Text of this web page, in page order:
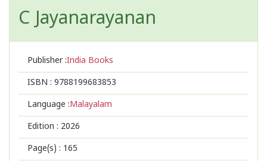
C Jayanarayanan
Publisher :India Books
ISBN : 9788199683853
Language :Malayalam
Edition : 2026
Page(s) : 165